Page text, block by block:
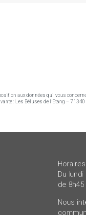
aux données qui vous
: Les Béluses de l’Etang – 71340
Horaires
Du
de 8h45
Nous